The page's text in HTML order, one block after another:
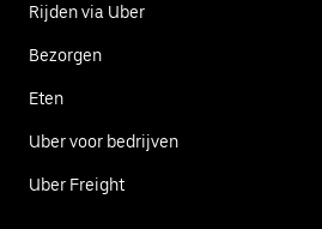
Rijden via Uber
Bezorgen
Eten
Uber voor bedrijven
Uber Freight